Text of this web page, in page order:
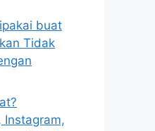
buat
Tidak
Instagram,